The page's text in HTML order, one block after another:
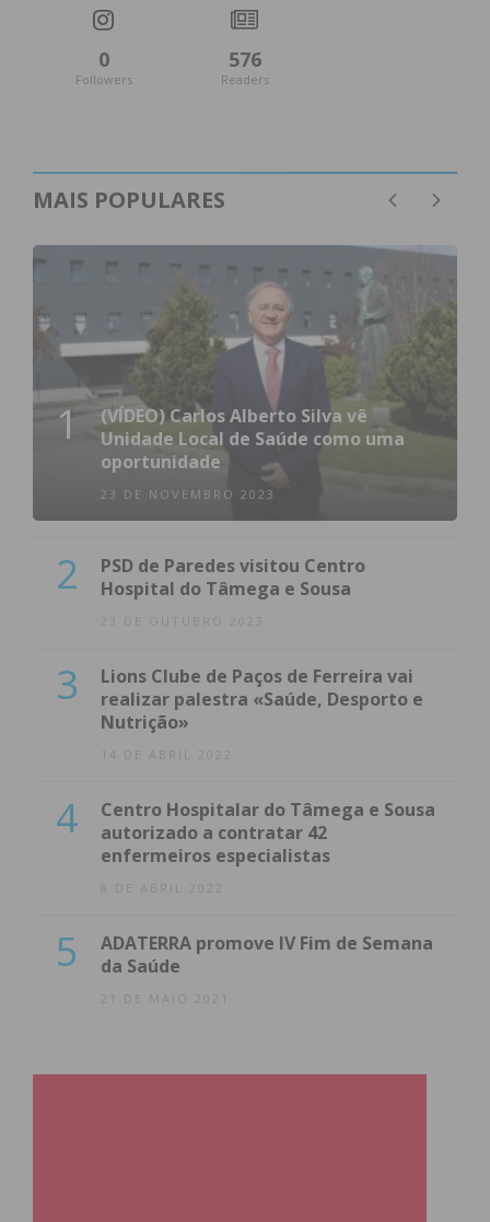
0
Followers
576
Readers
MAIS POPULARES
1
(VÍDEO) Carlos Alberto Silva vê
Unidade Local de Saúde como uma
oportunidade
23 DE NOVEMBRO 2023
2
PSD de Paredes visitou Centro
Hospital do Tâmega e Sousa
23 DE OUTUBRO 2023
3
Lions Clube de Paços de Ferreira vai
realizar palestra «Saúde, Desporto e
Nutrição»
14 DE ABRIL 2022
4
Centro Hospitalar do Tâmega e Sousa
autorizado a contratar 42
enfermeiros especialistas
8 DE ABRIL 2022
5
ADATERRA promove IV Fim de Semana
da Saúde
21 DE MAIO 2021